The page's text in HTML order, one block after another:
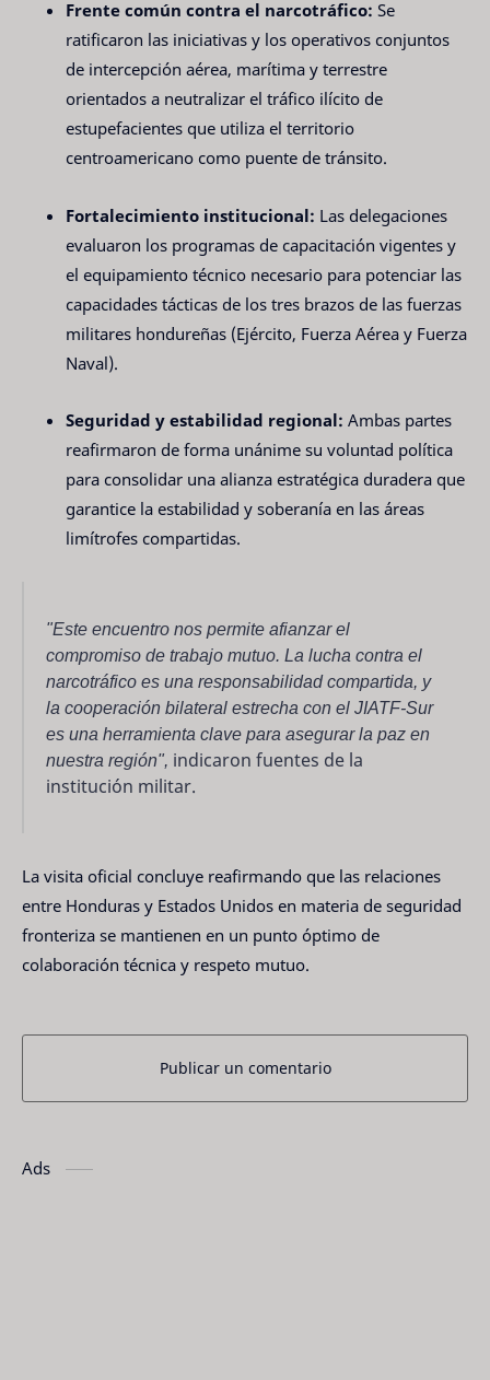
Frente común contra el narcotráfico: Se
ratificaron las iniciativas y los operativos conjuntos
de intercepción aérea, marítima y terrestre
orientados a neutralizar el tráfico ilícito de
estupefacientes que utiliza el territorio
centroamericano como puente de tránsito.
Fortalecimiento institucional: Las delegaciones
evaluaron los programas de capacitación vigentes y
el equipamiento técnico necesario para potenciar las
capacidades tácticas de los tres brazos de las fuerzas
militares hondureñas (Ejército, Fuerza Aérea y Fuerza
Naval).
Seguridad y estabilidad regional: Ambas partes
reafirmaron de forma unánime su voluntad política
para consolidar una alianza estratégica duradera que
garantice la estabilidad y soberanía en las áreas
limítrofes compartidas.
"Este encuentro nos permite afianzar el
compromiso de trabajo mutuo. La lucha contra el
narcotráfico es una responsabilidad compartida, y
la cooperación bilateral estrecha con el JIATF-Sur
es una herramienta clave para asegurar la paz en
nuestra región", indicaron fuentes de la
institución militar.
La visita oficial concluye reafirmando que las relaciones
entre Honduras y Estados Unidos en materia de seguridad
fronteriza se mantienen en un punto óptimo de
colaboración técnica y respeto mutuo.
Publicar un comentario
Ads